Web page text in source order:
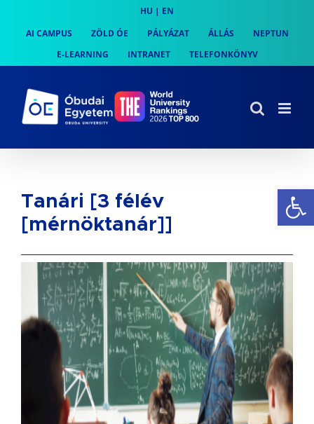
content
HU | EN
AI CAMPUS
ZÖLD ÓE PÁLYÁZAT ÁLLÁS
NEPTUN
E-LEARNING
INTRANET TELEFONKÖNYV
Tanári [3 félév
[mérnöktanár]]